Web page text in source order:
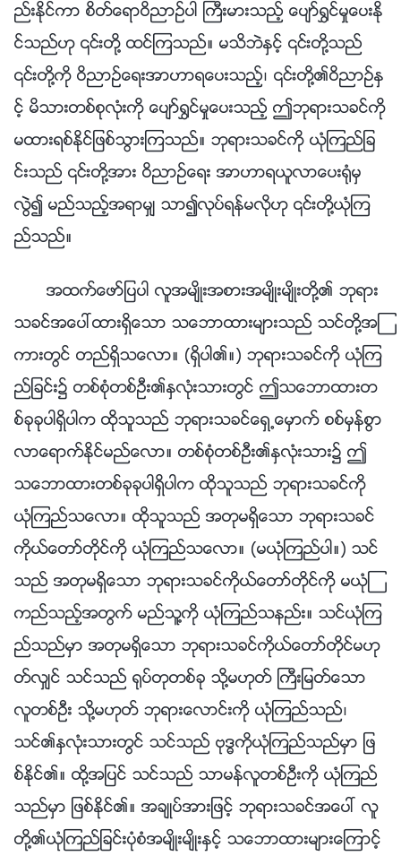
ည္းႏိုင္ကာ စိတ္ေရာဝိညာဥ္ပါ ႀကီးမားသည့္ ေပ်ာ္႐ႊင္မႈေပးႏို
င္သည္ဟု ၎တို႔ ထင္ၾကသည္။ မသိဘဲႏွင့္ ၎တို႔သည္
၎တို႔ကို ဝိညာဥ္ေရးအာဟာရေပးသည့္၊ ၎တို႔၏ဝိညာဥ္ႏွ
င့္ မိသားတစ္စုလုံးကို ေပ်ာ္႐ႊင္မႈေပးသည့္ ဤဘုရားသခင္ကို
မထားရစ္ႏိုင္ျဖစ္သြားၾကသည္။ ဘုရားသခင္ကို ယုံၾကည္ျခ
င္းသည္ ၎တို႔အား ဝိညာဥ္ေရး အာဟာရယူလာေပး႐ုံမွ
လြဲ၍ မည္သည့္အရာမွ် သာ၍လုပ္ရန္မလိုဟု ၎တို႔ယုံၾက
ည္သည္။
အထက္ေဖာ္ျပပါ လူအမ်ိဳးအစားအမ်ိဳးမ်ိဳးတို႔၏ ဘုရား
သခင္အေပၚထားရွိေသာ သေဘာထားမ်ားသည္ သင္တို႔အၾ
ကားတြင္ တည္ရွိသေလာ။ (ရွိပါ၏။) ဘုရားသခင္ကို ယုံၾက
ည္ျခင္း၌ တစ္စုံတစ္ဦး၏ႏွလုံးသားတြင္ ဤသေဘာထားတ
စ္ခုခုပါရွိပါက ထိုသူသည္ ဘုရားသခင္ေရွ႕ေမွာက္ စစ္မွန္စြာ
လာေရာက္ႏိုင္မည္ေလာ။ တစ္စုံတစ္ဦး၏ႏွလုံးသား၌ ဤ
သေဘာထားတစ္ခုခုပါရွိပါက ထိုသူသည္ ဘုရားသခင္ကို
ယုံၾကည္သေလာ။ ထိုသူသည္ အတုမရွိေသာ ဘုရားသခင္
ကိုယ္ေတာ္တိုင္ကို ယုံၾကည္သေလာ။ (မယုံၾကည္ပါ။) သင္
သည္ အတုမရွိေသာ ဘုရားသခင္ကိုယ္ေတာ္တိုင္ကို မယုံၾ
ကည္သည့္အတြက္ မည္သူ႔ကို ယုံၾကည္သနည္း။ သင္ယုံၾက
ည္သည္မွာ အတုမရွိေသာ ဘုရားသခင္ကိုယ္ေတာ္တိုင္မဟု
တ္လွ်င္ သင္သည္ ႐ုပ္တုတစ္ခု သို႔မဟုတ္ ႀကီးျမတ္ေသာ
လူတစ္ဦး သို႔မဟုတ္ ဘုရားေလာင္းကို ယုံၾကည္သည္၊
သင္၏ႏွလုံးသားတြင္ သင္သည္ ဗုဒၶကိုယုံၾကည္သည္မွာ ျဖ
စ္ႏိုင္၏။ ထို႔အျပင္ သင္သည္ သာမန္လူတစ္ဦးကို ယုံၾကည္
သည္မွာ ျဖစ္ႏိုင္၏။ အခ်ဳပ္အားျဖင့္ ဘုရားသခင္အေပၚ လူ
တို႔၏ယုံၾကည္ျခင္းပုံစံအမ်ိဳးမ်ိဳးႏွင့္ သေဘာထားမ်ားေၾကာင့္